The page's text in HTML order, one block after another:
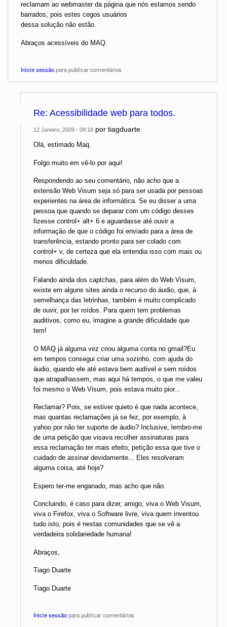
reclamam ao webmaster da página que nós estamos sendo
barrados, pois estes cegos usuários
dessa solução não estão.
Abraços acessíveis do MAQ.
Inicie sessãopara publicar comentários
Re: Acessibilidade web para todos.
12 Janeiro, 2009 - 09:18 por tiagduarte
Olá, estimado Maq.
Folgo muito em vê-lo por aqui!
Respondendo ao seu comentário, não acho que a
extensão Web Visum seja só para ser usada por pessoas
experientes na área de informática. Se eu disser a uma
pessoa que quando se deparar com um código desses
fizesse control+ alt+ 6 e aguardasse até ouvir a
informação de que o código foi enviado para a área de
transferência, estando pronto para ser colado com
control+ v, de certeza que ela entendia isso com mais ou
menos dificuldade.
Falando ainda dos captchas, para além do Web Visum,
existe em alguns sites ainda o recurso do áudio, que, à
semelhança das letrinhas, também é muito complicado
de ouvir, por ter roídos. Para quem tem problemas
auditivos, como eu, imagine a grande dificuldade que
tem!
O MAQ já alguma vez criou alguma conta no gmail?Eu
em tempos consegui criar uma sozinho, com ajuda do
áudio, quando ele até estava bem audível e sem roídos
que atrapalhassem, mas aqui há tempos, o que me valeu
foi mesmo o Web Visum, pois estava muito pior...
Reclamar? Pois, se estiver quieto é que nada acontece,
mas quantas reclamações já se fez, por exemplo, à
yahoo por não ter suporte de áudio? Inclusive, lembro-me
de uma petição que visava recolher assinaturas para
essa reclamação ter mais efeito, petição essa que tive o
cuidado de assinar devidamente... Eles resolveram
alguma coisa, até hoje?
Espero ter-me enganado, mas acho que não.
Concluindo, é caso para dizer, amigo, viva o Web Visum,
viva o Firefox, viva o Software livre, viva quem inventou
tudo isto, pois é nestas comunidades que se vê a
verdadeira solidariedade humana!
Abraços,
Tiago Duarte
Tiago Duarte
Inicie sessãopara publicar comentários